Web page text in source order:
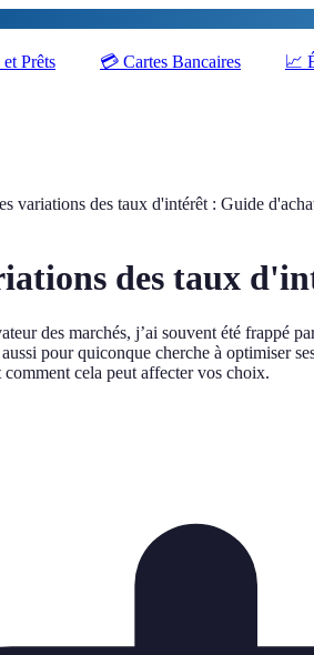
Prêts 💳 Cartes Bancaires 📈
variations des taux d'intérêt : Guide
des taux
des marchés, j’ai souvent été frappé
pour quiconque cherche à optimiser
cela peut affecter vos choix.